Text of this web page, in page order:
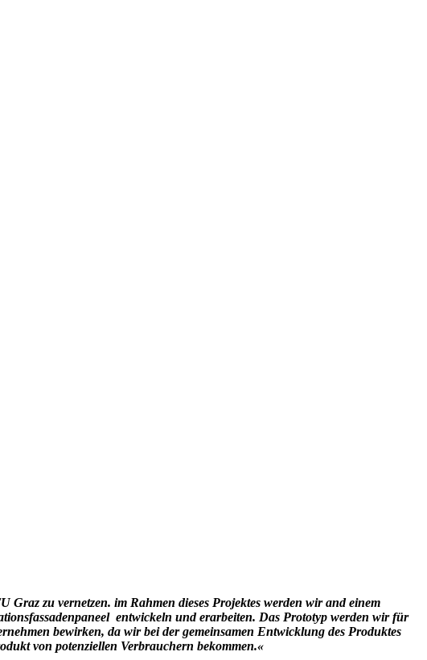
zu vernetzen. im Rahmen dieses Projektes werden wir and einem
entwickeln und erarbeiten. Das Prototyp werden wir für
bewirken, da wir bei der gemeinsamen Entwicklung des Produktes
von potenziellen Verbrauchern bekommen.«